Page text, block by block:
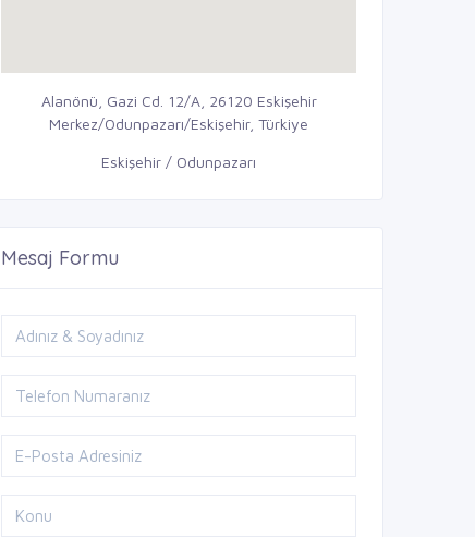
Alanönü, Gazi Cd. 12/A, 26120 Eskişehir
Merkez/Odunpazarı/Eskişehir, Türkiye
Eskişehir / Odunpazarı
Mesaj Formu